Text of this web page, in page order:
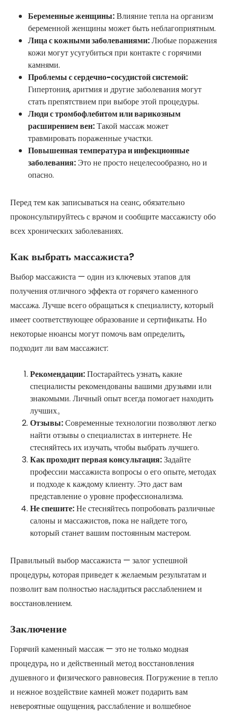
Беременные женщины:Влияние тепла на организм
беременной женщины может быть неблагоприятным.
Лица с кожными заболеваниями:Любые поражения
кожи могут усугубиться при контакте с горячими
камнями.
Проблемы с сердечно-сосудистой системой:
Гипертония, аритмия и другие заболевания могут
стать препятствием при выборе этой процедуры.
Люди с тромбофлебитом или варикозным
расширением вен:Такой массаж может
травмировать пораженные участки.
Повышенная температура и инфекционные
заболевания: Это не просто нецелесообразно, но и
опасно.
Перед тем как записываться на сеанс, обязательно
проконсультируйтесь с врачом и сообщите массажисту обо
всех хронических заболеваниях.
Как выбрать массажиста?
Выбор массажиста — один из ключевых этапов для
получения отличного эффекта от горячего каменного
массажа. Лучше всего обращаться к специалисту, который
имеет соответствующее образование и сертификаты. Но
некоторые нюансы могут помочь вам определить,
подходит ли вам массажист:
Рекомендации:Постарайтесь узнать, какие
специалисты рекомендованы вашими друзьями или
знакомыми. Личный опыт всегда помогает находить
лучших。
Отзывы:Современные технологии позволяют легко
найти отзывы о специалистах в интернете. Не
стесняйтесь их изучать, чтобы выбрать лучшего.
Как проходит первая консультация:Задайте
профессии массажиста вопросы о его опыте, методах
и подходе к каждому клиенту. Это даст вам
представление о уровне профессионализма.
Не спешите:Не стесняйтесь попробовать различные
салоны и массажистов, пока не найдете того,
который станет вашим постоянным мастером.
Правильный выбор массажиста — залог успешной
процедуры, которая приведет к желаемым результатам и
позволит вам полностью насладиться расслаблением и
восстановлением.
Заключение
Горячий каменный массаж — это не только модная
процедура, но и действенный метод восстановления
душевного и физического равновесия. Погружение в тепло
и нежное воздействие камней может подарить вам
невероятные ощущения, расслабление и волшебное